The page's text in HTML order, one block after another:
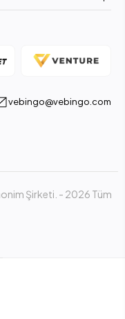
vebingo@vebingo.com
Şirketi. - 2026 Tüm